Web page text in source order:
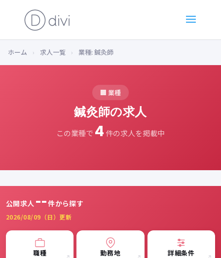
ホーム › 求人一覧 › 業種: 鍼灸師
🏢 業種
鍼灸師の求人
この業種で 4 件の求人を掲載中
公開求人 --件から探す
2026/08/09（日）更新
職種 勤務地 詳細条件